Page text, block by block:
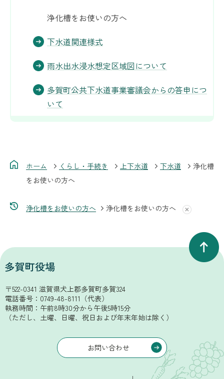
浄化槽をお使いの方へ
下水道関連様式
雨水出水浸水想定区域図について
多賀町公共下水道事業審議会からの答申につ
いて
ホーム くらし・手続き 上下水道 下水道
浄化槽
をお使いの方へ
浄化槽をお使いの方へ 浄化槽をお使いの方へ
〒522-0341 滋賀県犬上郡多賀町多賀324
電話番号： 0749-48-8111 （代表）
執務時間：午前8時30分から午後5時15分
（ただし、土曜、日曜、祝日および年末年始は除く）
お問い合わせ